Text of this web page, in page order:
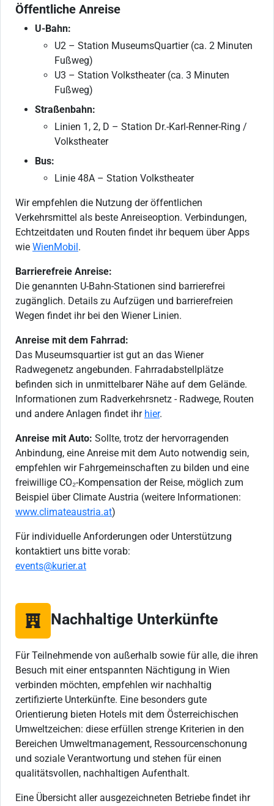
Öffentliche Anreise
U-Bahn:
U2 – Station MuseumsQuartier (ca. 2 Minuten
Fußweg)
U3 – Station Volkstheater (ca. 3 Minuten
Fußweg)
Straßenbahn:
Linien 1, 2, D – Station Dr.-Karl-Renner-Ring /
Volkstheater
Bus:
Linie 48A – Station Volkstheater
Wir empfehlen die Nutzung der öffentlichen
Verkehrsmittel als beste Anreiseoption. Verbindungen,
Echtzeitdaten und Routen findet ihr bequem über Apps
wie WienMobil.
Barrierefreie Anreise:
Die genannten U-Bahn-Stationen sind barrierefrei
zugänglich. Details zu Aufzügen und barrierefreien
Wegen findet ihr bei den Wiener Linien.
Anreise mit dem Fahrrad:
Das Museumsquartier ist gut an das Wiener
Radwegenetz angebunden. Fahrradabstellplätze
befinden sich in unmittelbarer Nähe auf dem Gelände.
Informationen zum Radverkehrsnetz - Radwege, Routen
und andere Anlagen findet ihr hier.
Anreise mit Auto: Sollte, trotz der hervorragenden
Anbindung, eine Anreise mit dem Auto notwendig sein,
empfehlen wir Fahrgemeinschaften zu bilden und eine
freiwillige CO₂-Kompensation der Reise, möglich zum
Beispiel über Climate Austria (weitere Informationen:
www.climateaustria.at)
Für individuelle Anforderungen oder Unterstützung
kontaktiert uns bitte vorab:
events@kurier.at
Nachhaltige Unterkünfte
Für Teilnehmende von außerhalb sowie für alle, die ihren
Besuch mit einer entspannten Nächtigung in Wien
verbinden möchten, empfehlen wir nachhaltig
zertifizierte Unterkünfte. Eine besonders gute
Orientierung bieten Hotels mit dem Österreichischen
Umweltzeichen: diese erfüllen strenge Kriterien in den
Bereichen Umweltmanagement, Ressourcenschonung
und soziale Verantwortung und stehen für einen
qualitätsvollen, nachhaltigen Aufenthalt.
Eine Übersicht aller ausgezeichneten Betriebe findet ihr